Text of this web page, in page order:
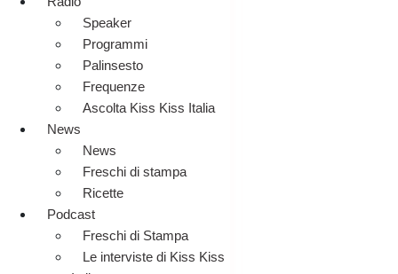
Speaker
Programmi
Palinsesto
Frequenze
Ascolta Kiss Kiss Italia
News
News
Freschi di stampa
Ricette
Podcast
Freschi di Stampa
Le interviste di Kiss Kiss